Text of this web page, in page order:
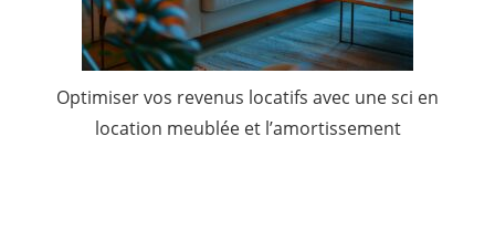
Optimiser vos revenus locatifs avec une sci en
location meublée et l’amortissement